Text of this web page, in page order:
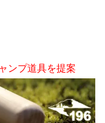
ンプ道具を提案